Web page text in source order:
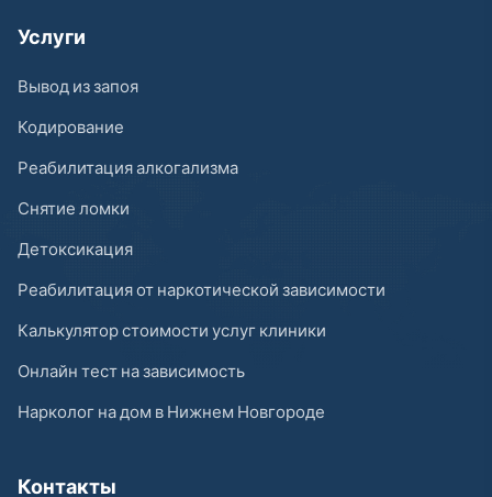
Услуги
Вывод из запоя
Кодирование
Реабилитация алкогализма
Снятие ломки
Детоксикация
Реабилитация от наркотической зависимости
Калькулятор стоимости услуг клиники
Онлайн тест на зависимость
Нарколог на дом в Нижнем Новгороде
Контакты